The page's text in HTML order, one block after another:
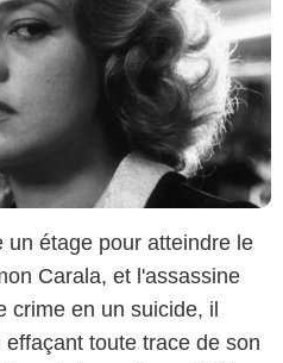
un étage pour atteindre le
Carala, et l'assassine
crime en un suicide, il
toute trace de son